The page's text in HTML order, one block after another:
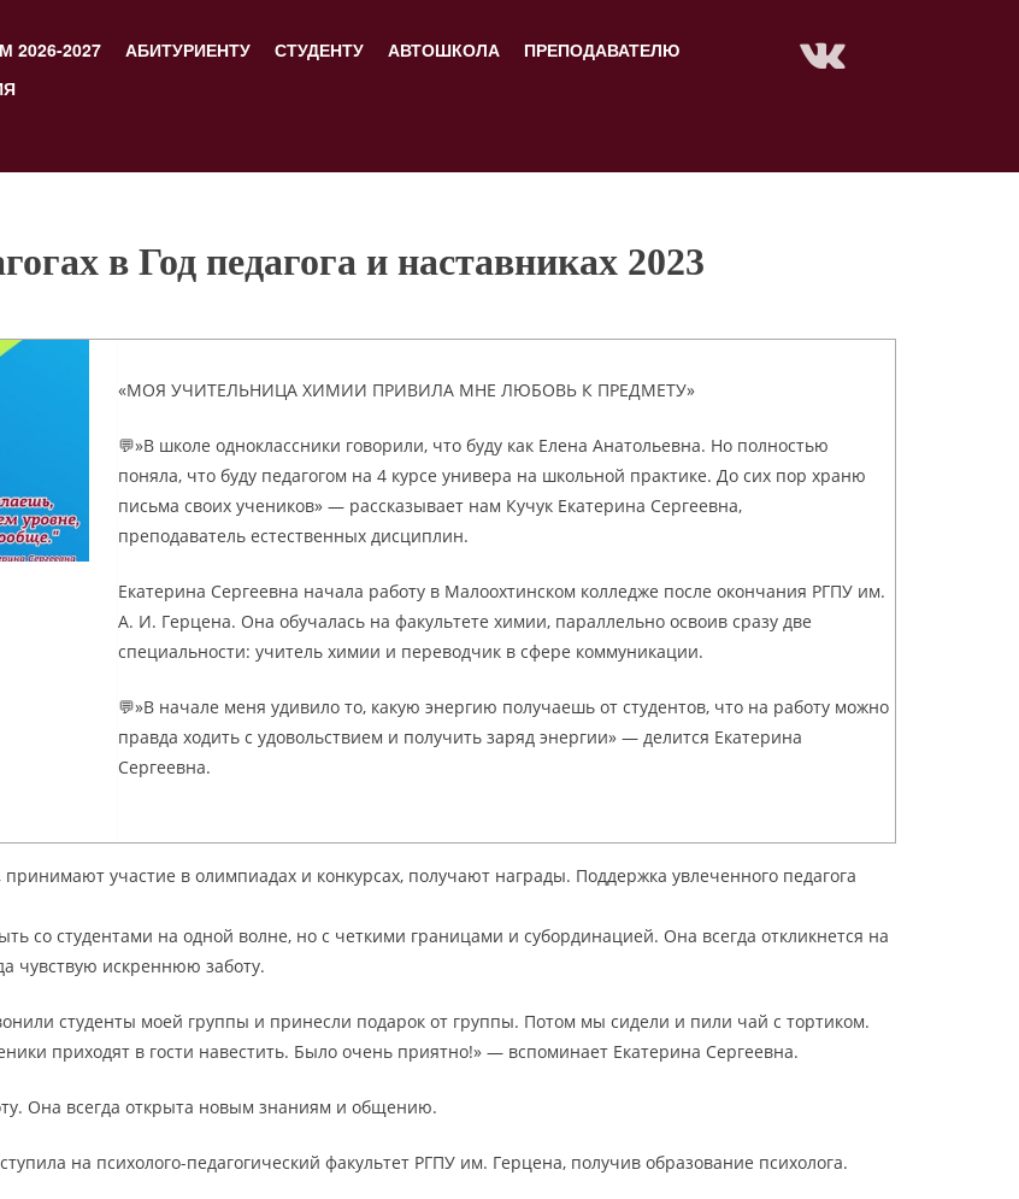
2026-2027 АБИТУРИЕНТУ СТУДЕНТУ АВТОШКОЛА
ПРЕПОДАВАТЕЛЮ
в Год педагога и наставниках 2023
«МОЯ УЧИТЕЛЬНИЦА ХИМИИ ПРИВИЛА МНЕ ЛЮБОВЬ К ПРЕДМЕТУ»
💬»В школе одноклассники говорили, что буду как Елена Анатольевна. Но полностью
поняла, что буду педагогом на 4 курсе универа на школьной практике. До сих пор храню
письма своих учеников» — рассказывает нам Кучук Екатерина Сергеевна,
преподаватель естественных дисциплин.
Екатерина Сергеевна начала работу в Малоохтинском колледже после окончания РГПУ им.
А. И. Герцена. Она обучалась на факультете химии, параллельно освоив сразу две
специальности: учитель химии и переводчик в сфере коммуникации.
💬»В начале меня удивило то, какую энергию получаешь от студентов, что на работу можно
правда ходить с удовольствием и получить заряд энергии» — делится Екатерина
Сергеевна.
участие в олимпиадах и конкурсах, получают награды. Поддержка увлеченного педагога
со студентами на одной волне, но с четкими границами и субординацией. Она всегда откликнется на
чувствую искреннюю заботу.
студенты моей группы и принесли подарок от группы. Потом мы сидели и пили чай с тортиком.
приходят в гости навестить. Было очень приятно!» — вспоминает Екатерина Сергеевна.
Она всегда открыта новым знаниям и общению.
на психолого-педагогический факультет РГПУ им. Герцена, получив образование психолога.